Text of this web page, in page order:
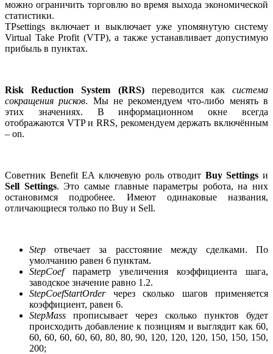
можно ограничить торговлю во время выхода экономической
статистики.
TPsettings включает и выключает уже упомянутую систему
Virtual Take Profit (VTP), а также устанавливает допустимую
прибыль в пунктах.
Risk Reduction System (RRS) переводится каксистема
сокращения рисков. Мы не рекомендуем что-либо менять в
этих значениях. В информационном окне всегда
отображаются VTP и RRS, рекомендуем держать включённым
– on.
Советник Benefit EA ключевую роль отводит Buy Settings и
Sell Settings. Это самые главные параметры робота, на них
остановимся подробнее. Имеют одинаковые названия,
отличающиеся только по Buy и Sell.
Step отвечает за расстояние между сделками. По
умолчанию равен 6 пунктам.
StepCoefпараметр увеличения коэффициента шага,
заводское значение равно 1.2.
StepCoefStartOrderчерез сколько шагов применяется
коэффициент, равен 6.
StepMass прописывает через сколько пунктов будет
происходить добавление к позициям и выглядит как 60,
60, 60, 60, 60, 60, 80, 80, 90, 120, 120, 120, 150, 150, 150,
200;